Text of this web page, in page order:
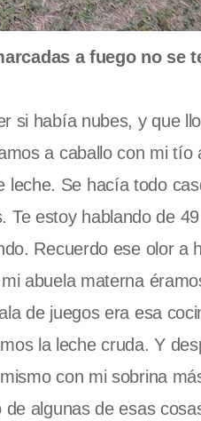
a fuego no se
si había nubes, y que
a caballo con mi
Se hacía todo
estoy hablando de
Recuerdo ese olor a
abuela materna
de juegos era esa
la leche cruda. Y
con mi sobrina
algunas de esas